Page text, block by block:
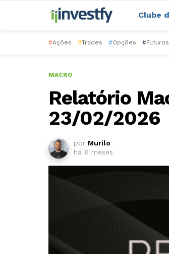
Clube
#Ações #Trades #Opções #Futuros
MACRO
Relatório
23/02/2026
por Murilo
há 6 meses